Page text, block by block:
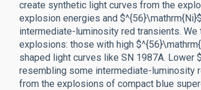
create synthetic light curves from the
explosion energies and
intermediate-luminosity red transients.
explosions: those with high
shaped light curves like SN 1987A.
resembling some intermediate-luminosity
from the explosions of compact blue